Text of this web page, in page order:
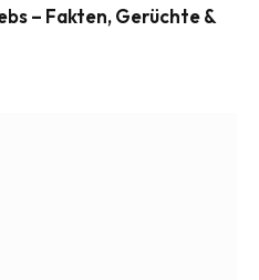
– Fakten, Gerüchte &